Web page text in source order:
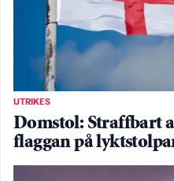
UTRIKES
Domstol: Straffbart
flaggan på